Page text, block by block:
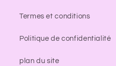
Termes et conditions
Politique de confidentialité
plan du site